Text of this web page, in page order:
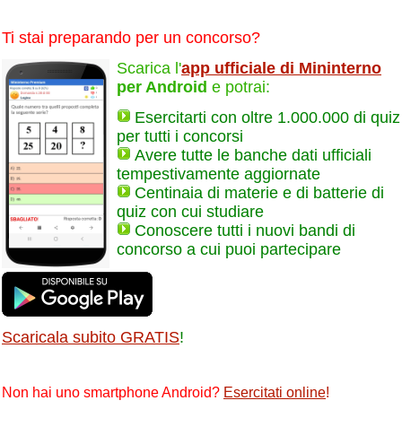
Ti stai preparando per un concorso?
Scarica l'app ufficiale di Mininterno
per Android e potrai:
Esercitarti con oltre 1.000.000 di quiz
per tutti i concorsi
Avere tutte le banche dati ufficiali
tempestivamente aggiornate
Centinaia di materie e di batterie di
quiz con cui studiare
Conoscere tutti i nuovi bandi di
concorso a cui puoi partecipare
Scaricala subito GRATIS!
Non hai uno smartphone Android? Esercitati online!